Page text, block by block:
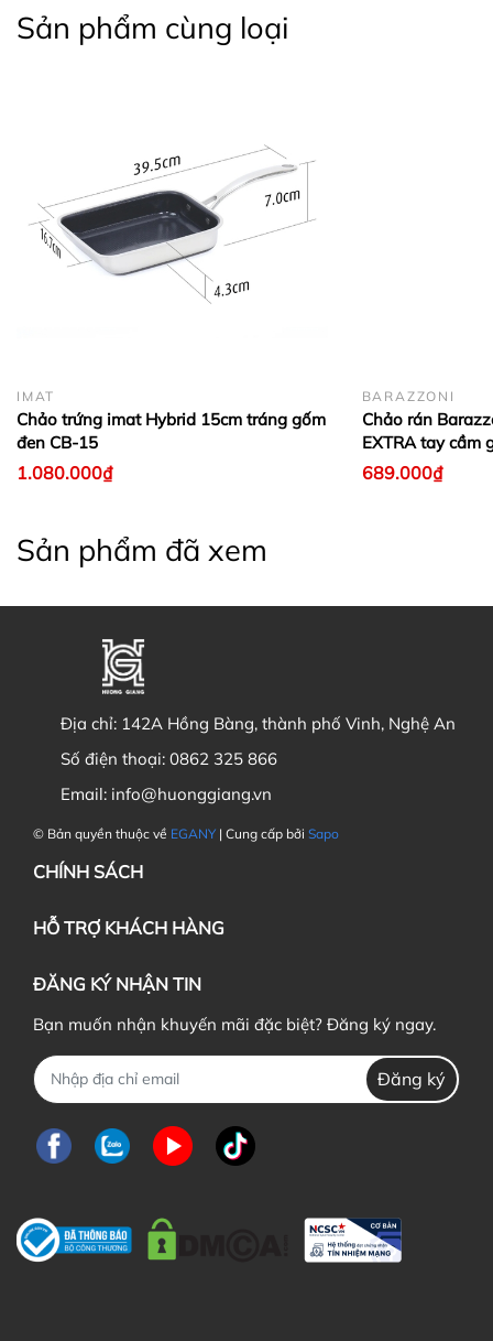
Sản phẩm cùng loại
IMAT
Chảo trứng imat Hybrid 15cm tráng gốm
đen CB-15
1.080.000₫
BARAZZONI
Chảo rán
EXTRA tay cầm
689.000₫
Sản phẩm đã xem
Địa chỉ: 142A Hồng Bàng, thành phố Vinh, Nghệ An
Số điện thoại: 0862 325 866
Email: info@huonggiang.vn
© Bản quyền thuộc về EGANY | Cung cấp bởi Sapo
CHÍNH SÁCH
HỖ TRỢ KHÁCH HÀNG
ĐĂNG KÝ NHẬN TIN
Bạn muốn nhận khuyến mãi đặc biệt? Đăng ký ngay.
Đăng ký